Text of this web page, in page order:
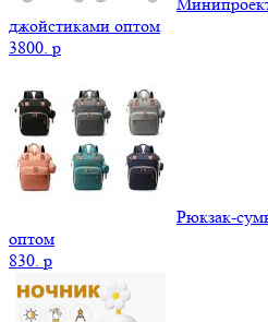
джойстиками оптом
3800. p
Рюкзак-
оптом
830. p